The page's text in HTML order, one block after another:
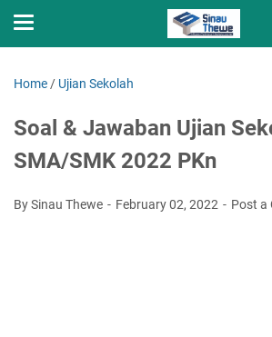
Home / Ujian Sekolah
Soal & Jawaban Ujian
SMA/SMK 2022 PKn
By Sinau Thewe February 02, 2022 Post a